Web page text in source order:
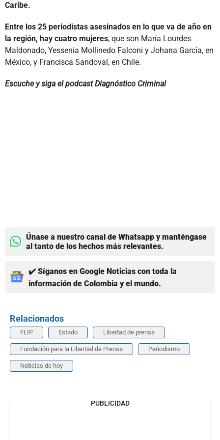
Caribe.
Entre los 25 periodistas asesinados en lo que va de año en
la región, hay cuatro mujeres, que son María Lourdes
Maldonado, Yessenia Mollinedo Falconi y Johana García, en
México, y Francisca Sandoval, en Chile.
Escuche y siga el podcast Diagnóstico Criminal
Únase a nuestro canal de Whatsapp y manténgase
al tanto de los hechos más relevantes.
✔️ Síganos en Google Noticias con toda la
información de Colombia y el mundo.
Relacionados
FLIP Estado Libertad de prensa
Fundación para la Libertad de Prensa Periodismo
Noticias de hoy
PUBLICIDAD